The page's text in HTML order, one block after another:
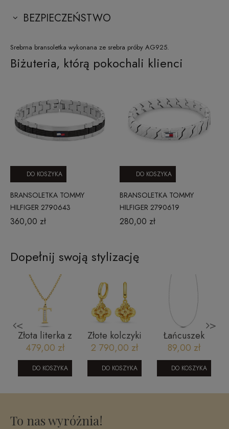
BEZPIECZEŃSTWO
Srebrna bransoletka wykonana ze srebra próby AG925.
Biżuteria, którą pokochali klienci
BRANSOLETKA TOMMY
HILFIGER 2790643
360,00 zł
DO KOSZYKA
BRANSOLETKA TOMMY
HILFIGER 2790619
280,00 zł
DO KOSZYKA
Dopełnij swoją stylizację
<
Złota literka z
cyrkoniami T
479,00 zł
DO KOSZYKA
Złote kolczyki
585
marokańska
koniczyna C
2 790,00 zł
DO KOSZYKA
Łańcuszek
srebrny kulki
- 42 cm
rodowany
SW-T-B05-
042-SLR1295
89,00 zł
DO KOSZYKA
>
To nas wyróżnia!